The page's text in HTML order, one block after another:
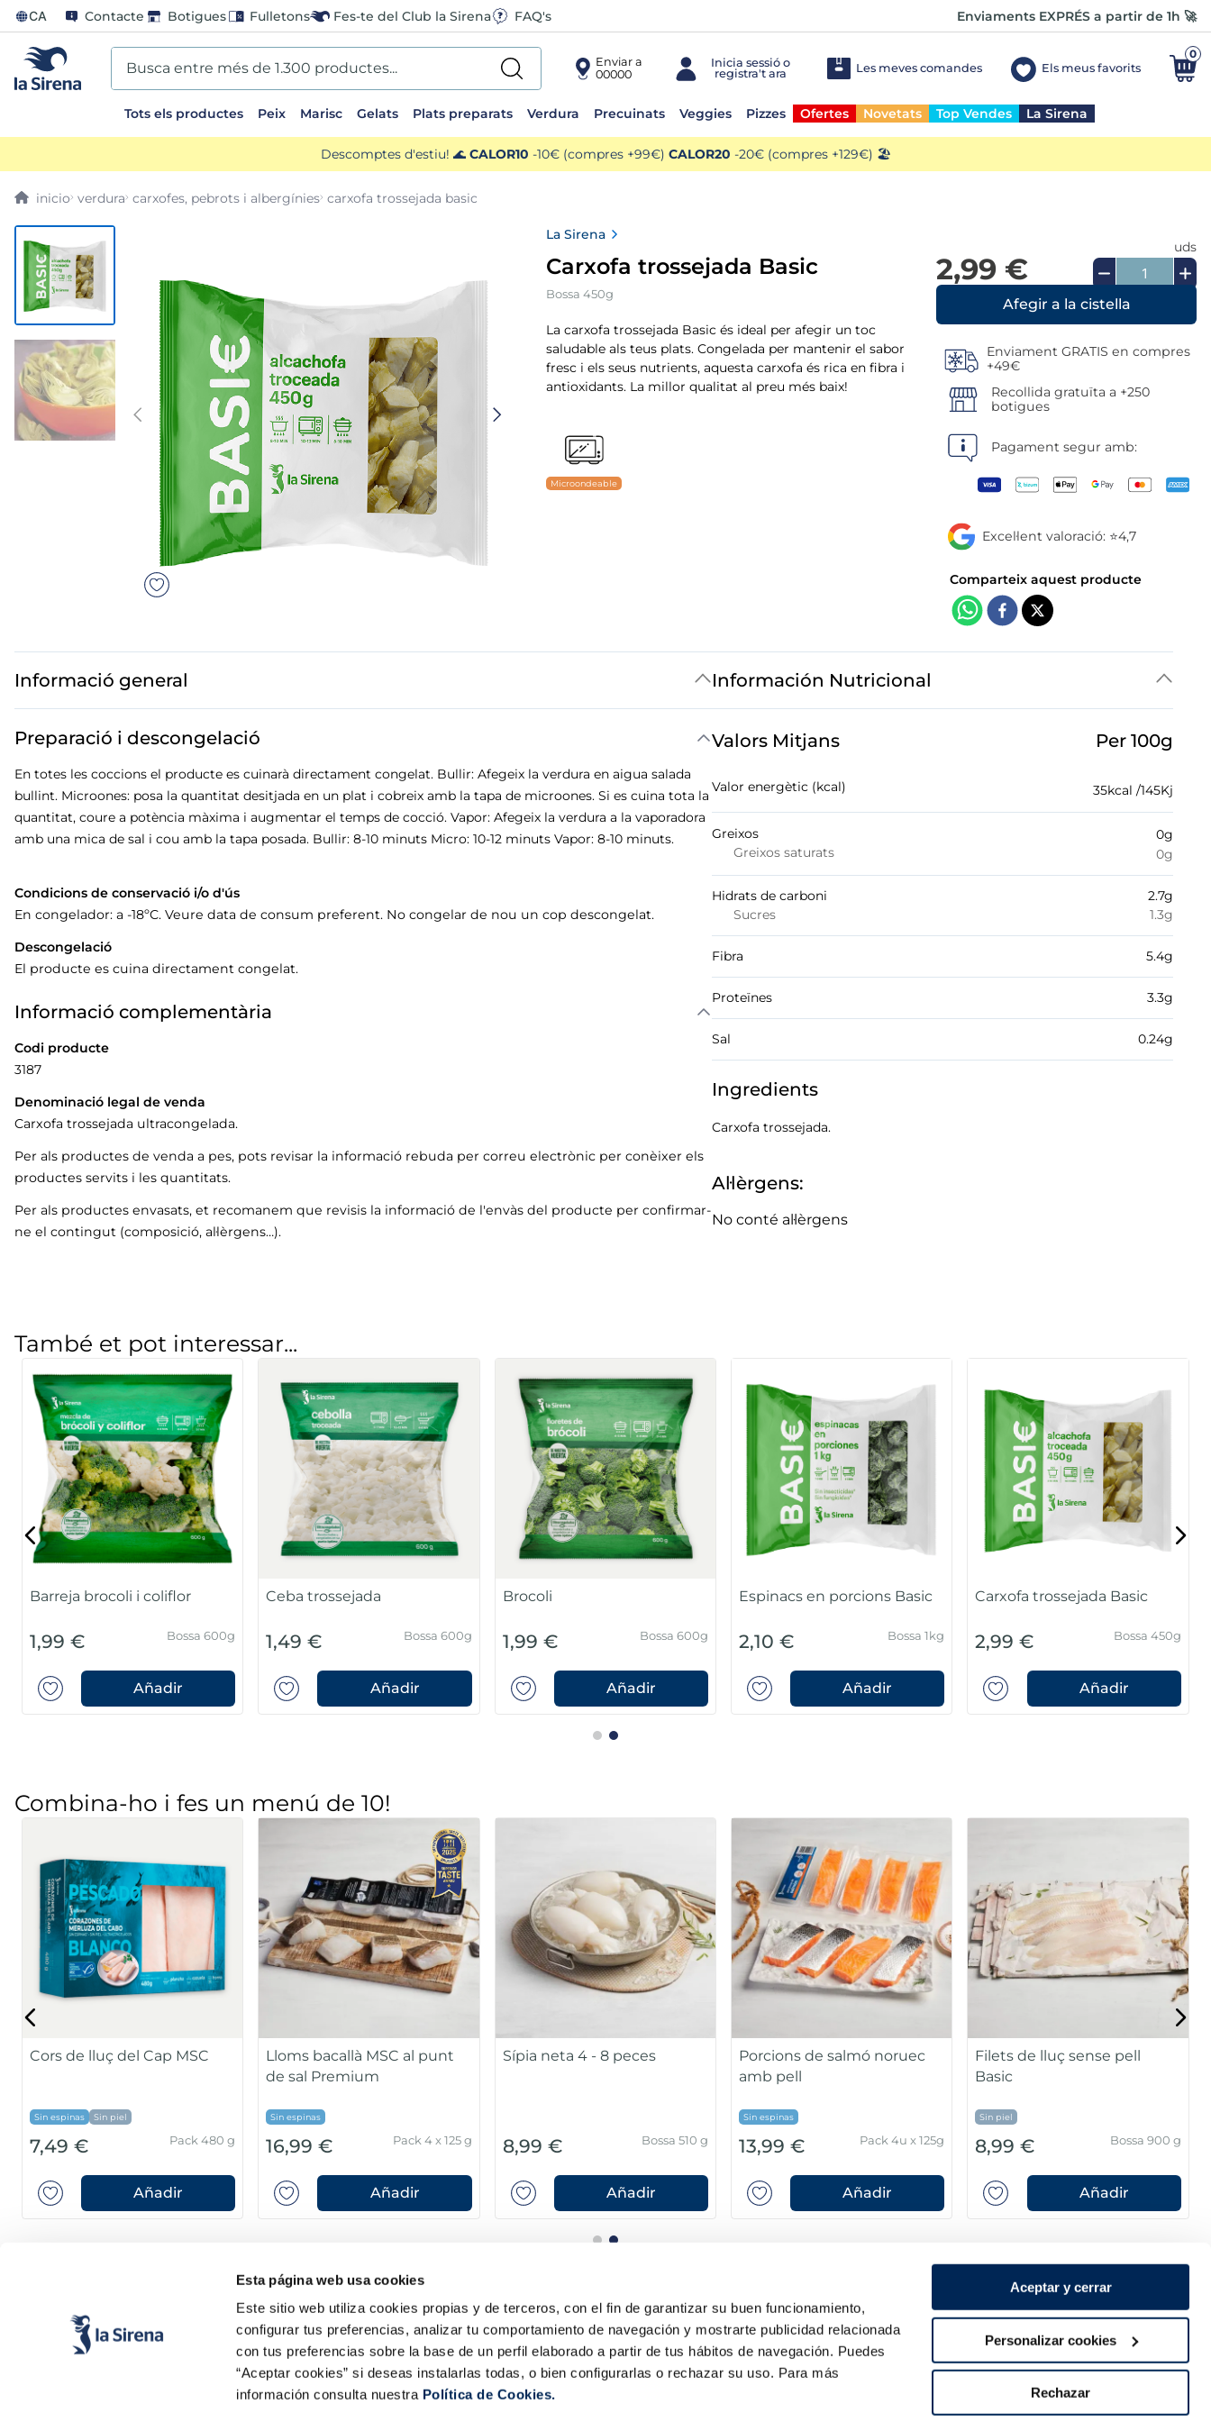
Esta página web usa cookies
Este sitio web utiliza cookies propias y de terceros, con el fin de garantizar su buen funcionamiento,
configurar tus preferencias, analizar tu comportamiento de navegación y mostrarte publicidad relacionada
con tus preferencias sobre la base de un perfil elaborado a partir de tus hábitos de navegación. Puedes
“Aceptar cookies” si deseas instalarlas todas, o bien configurarlas o rechazar su uso. Para más
información consulta nuestra Política de Cookies.
Aceptar y cerrar
Personalizar cookies
Rechazar
CA Contacte Botigues Fulletons Fes-te del Club la Sirena FAQ's Enviaments EXPRÉS a partir de 1h 🚀
Busca entre més de 1.300 productes...
Enviar a
00000
Les meves comandes Els meus favorits
0
Tots els productes Peix Marisc Gelats Plats preparats Verdura Precuinats Veggies Pizzes Ofertes Novetats Top Vendes La Sirena
Descomptes d'estiu! 🌊 CALOR10 -10€ (compres +99€) CALOR20 -20€ (compres +129€) 🏖️
verdura carxofes, pebrots i albergínies carxofa trossejada basic
La Sirena
Carxofa trossejada Basic
Bossa 450g
La carxofa trossejada Basic és ideal per afegir un toc
saludable als teus plats. Congelada per mantenir el sabor
fresc i els seus nutrients, aquesta carxofa és rica en fibra i
antioxidants. La millor qualitat al preu més baix!
Microondeable
2,99 €
uds
Enviament GRATIS en compres
+49€
Recollida gratuïta a +250
botigues
Pagament segur amb:
Excel·lent valoració: ⭐4,7
Informació general
Preparació i descongelació
En totes les coccions el producte es cuinarà directament congelat. Bullir: Afegeix la verdura en aigua salada
bullint. Microones: posa la quantitat desitjada en un plat i cobreix amb la tapa de microones. Si es cuina tota la
quantitat, coure a potència màxima i augmentar el temps de cocció. Vapor: Afegeix la verdura a la vaporadora
amb una mica de sal i cou amb la tapa posada. Bullir: 8-10 minuts Micro: 10-12 minuts Vapor: 8-10 minuts.
Condicions de conservació i/o d'ús
En congelador: a -18ºC. Veure data de consum preferent. No congelar de nou un cop descongelat.
Descongelació
El producte es cuina directament congelat.
Informació complementària
Codi producte
3187
Denominació legal de venda
Carxofa trossejada ultracongelada.
Per als productes de venda a pes, pots revisar la informació rebuda per correu electrònic per conèixer els
productes servits i les quantitats.
Per als productes envasats, et recomanem que revisis la informació de l'envàs del producte per confirmar-
ne el contingut (composició, al·lèrgens…).
Información Nutricional
Valors Mitjans Per 100g
Valor energètic (kcal) 35kcal /145Kj
Greixos
Greixos saturats
0g
0g
Hidrats de carboni
Sucres
2.7g
1.3g
Fibra 5.4g
Proteïnes 3.3g
Sal 0.24g
Ingredients
Carxofa trossejada.
Al·lèrgens:
No conté al·lèrgens
També et pot interessar...
Barreja brocoli i coliflor
1,99 € Bossa 600g
Añadir
Ceba trossejada
1,49 € Bossa 600g
Añadir
Brocoli
1,99 € Bossa 600g
Añadir
Espinacs en porcions Basic
2,10 € Bossa 1kg
Añadir
Carxofa trossejada Basic
2,99 € Bossa 450g
Añadir
Combina-ho i fes un menú de 10!
Cors de lluç del Cap MSC
Sin espinas Sin piel
7,49 € Pack 480 g
Añadir
Lloms bacallà MSC al punt
de sal Premium
Sin espinas
16,99 € Pack 4 x 125 g
Añadir
Sípia neta 4 - 8 peces
8,99 € Bossa 510 g
Añadir
Porcions de salmó noruec
amb pell
Sin espinas
13,99 € Pack 4u x 125g
Añadir
Filets de lluç sense pell
Basic
Sin piel
8,99 € Bossa 900 g
Añadir
sirena
sirena
helado
premium